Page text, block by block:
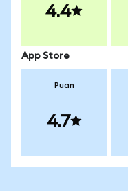
4.4
App Store
Puan
4.7